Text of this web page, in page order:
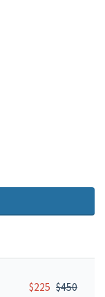
$225 $450